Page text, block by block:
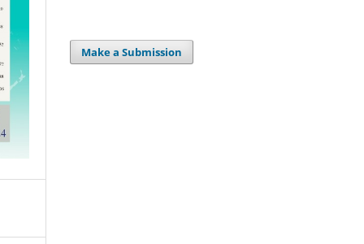
Make a Submission